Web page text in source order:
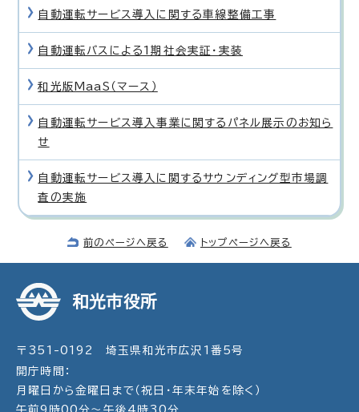
自動運転サービス導入に関する車線整備工事
自動運転バスによる1期社会実証・実装
和光版MaaS（マース）
自動運転サービス導入事業に関するパネル展示のお知ら
せ
自動運転サービス導入に関するサウンディング型市場調
査の実施
前のページへ戻る トップページへ戻る
和光市役所
〒351-0192 埼玉県和光市広沢1番5号
開庁時間：
月曜日から金曜日まで（祝日・年末年始を除く）
午前9時00分～午後4時30分